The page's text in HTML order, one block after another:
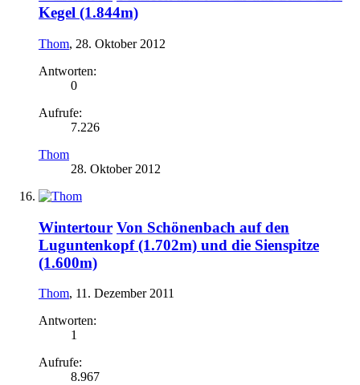
Kegel (1.844m)
Thom, 28. Oktober 2012
Antworten:
0
Aufrufe:
7.226
Thom
28. Oktober 2012
Wintertour Von Schönenbach auf den
Luguntenkopf (1.702m) und die Sienspitze
(1.600m)
Thom, 11. Dezember 2011
Antworten:
1
Aufrufe:
8.967